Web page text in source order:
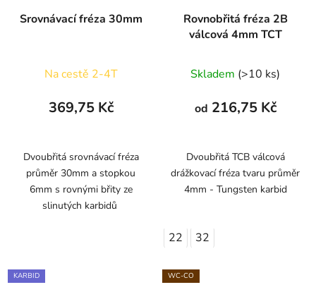
Srovnávací fréza 30mm
Na cestě 2-4T
369,75 Kč
Dvoubřitá srovnávací fréza
průměr 30mm a stopkou
6mm s rovnými břity ze
slinutých karbidů
Rovnobřitá fréza 2B
válcová 4mm TCT
Skladem (>10 ks)
od 216,75 Kč
Dvoubřitá TCB válcová
drážkovací fréza tvaru průměr
4mm - Tungsten karbid
22 32
KARBID WC-CO